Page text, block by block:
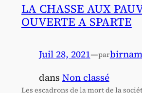
LA CHASSE AUX
OUVERTE A SPARTE
Juil 28, 2021—parbirnam
dans Non classé
Les escadrons de la mort de la